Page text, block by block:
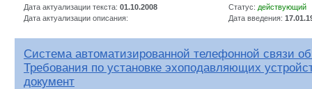
Дата актуализации текста: 01.10.2008 Статус: действующий
Дата актуализации описания:
Дата введения:
Система автоматизированной телефонной связи
Требования по установке эхоподавляющих
документ